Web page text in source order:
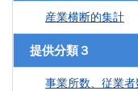
産業横断的集計
提供分類３
事業所数、従業者